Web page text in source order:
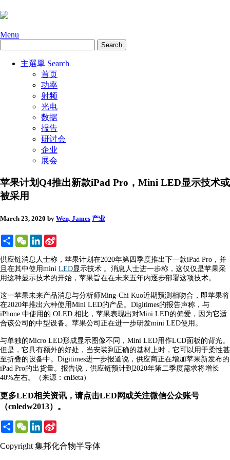
Menu
主選單 Search
首页
功率
射频
光电
数据
报告
研讨会
企业
展会
苹果计划Q4推出新款iPad Pro，Mini LED显示技术或
被采用
March 23, 2020 by Wen, James 产业
ShareWeChatLinkedIn
供应链消息人士称，苹果计划在2020年第四季度推出下一款iPad Pro，并
且在其中使用mini LED显示技术 。消息人士进一步称，这仅仅是苹果采
用这种显示技术的开始，苹果旨在在未来五年内逐步部署这项技术。
这一苹果未来产品消息与分析师Ming-Chi Kuo近期预测相吻合，即苹果将
在2020年推出六种使用Mini LED的产品。Digitimes的报告声称，与
iPhone 中使用的 OLED 相比，苹果表现出对Mini LED的偏爱，因为它适
合该公司的中型设备。苹果公司正在进一步研发mini LED使用。
与单独的Micro LED形成显示图像不同，Mini LED用作LCD面板的背光。
但是，它具有额外的好处，当安装到正确的基材上时，它可以用于柔性甚
至折叠的设备中。Digitimes进一步报道说，供应商正在增加苹果新发布的
iPad Pro的出货量。报告说，供应链预计到2020年第二季度需求将增长
40%左右。（来源：cnBeta）
更多LED相关资讯，请点击LED网或关注微信公众账号
（cnledw2013）。
ShareWeChatLinkedIn
Copyright 集邦化合物半导体